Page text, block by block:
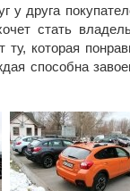
у друга
стать
которая
способна